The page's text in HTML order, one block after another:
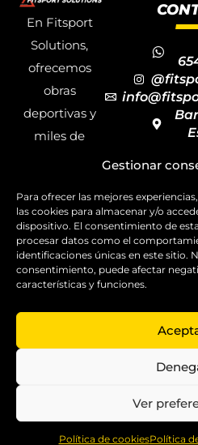
Gestionar
Para ofrecer las mejores
las cookies para almacenar y/o
dispositivo. El consentimiento de
procesar datos como el
identificaciones únicas en este sitio.
consentimiento, puede afectar
características y funciones.
Ver
Política de cookiesPolítica
En Fitsport
Solutions,
ofrecemos
obras
deportivas y
miles de
deportivos
para todas las
disciplinas,
garantizando
la calidad y el
Copyright ©
FitSport
Solutions
de